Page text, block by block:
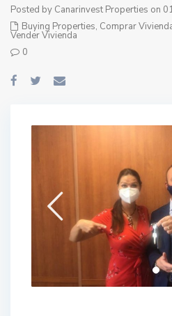
Posted by Canarinvest Properties on
Buying Properties, Comprar
Vender Vivienda
0